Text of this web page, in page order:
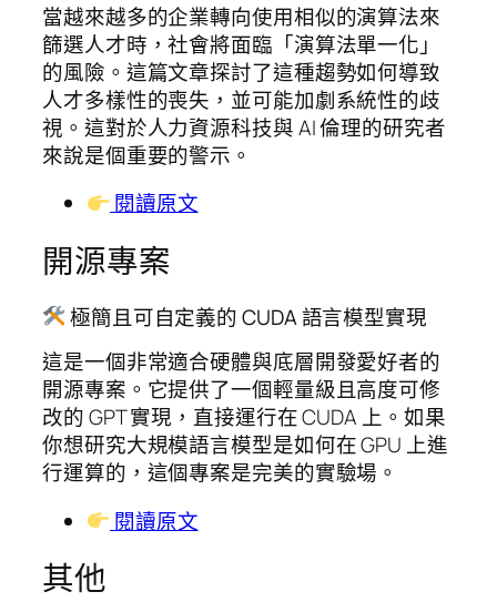
當越來越多的企業轉向使用相似的演算法來
篩選人才時，社會將面臨「演算法單一化」
的風險。這篇文章探討了這種趨勢如何導致
人才多樣性的喪失，並可能加劇系統性的歧
視。這對於人力資源科技與 AI 倫理的研究者
來說是個重要的警示。
閱讀原文
開源專案
極簡且可自定義的 CUDA 語言模型實現
這是一個非常適合硬體與底層開發愛好者的
開源專案。它提供了一個輕量級且高度可修
改的 GPT 實現，直接運行在 CUDA 上。如果
你想研究大規模語言模型是如何在 GPU 上進
行運算的，這個專案是完美的實驗場。
閱讀原文
其他